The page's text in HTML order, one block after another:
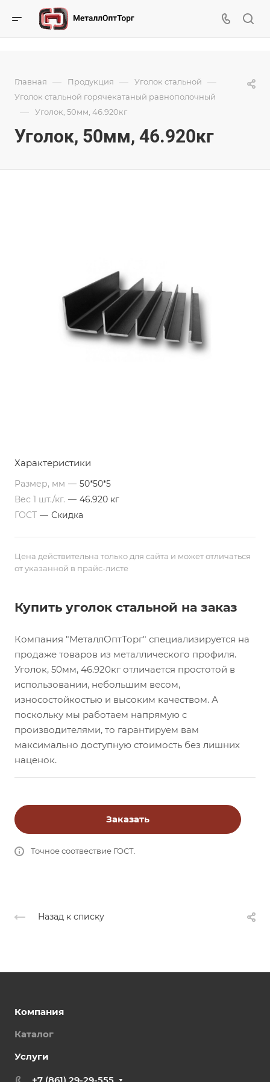
Главная — Продукция — Уголок стальной —
Уголок стальной горячекатаный равнополочный
— Уголок, 50мм, 46.920кг
Уголок, 50мм, 46.920кг
Характеристики
Размер, мм — 50*50*5
Вес 1 шт./кг. — 46.920 кг
ГОСТ — Скидка
Цена действительна только для сайта и может отличаться
от указанной в прайс-листе
Купить уголок стальной на заказ
Компания "МеталлОптТорг" специализируется на
продаже товаров из металлического профиля.
Уголок, 50мм, 46.920кг отличается простотой в
использовании, небольшим весом,
износостойкостью и высоким качеством. А
поскольку мы работаем напрямую с
производителями, то гарантируем вам
максимально доступную стоимость без лишних
наценок.
Заказать
Точное соотвествие ГОСТ.
Назад к списку
Компания
Каталог
Услуги